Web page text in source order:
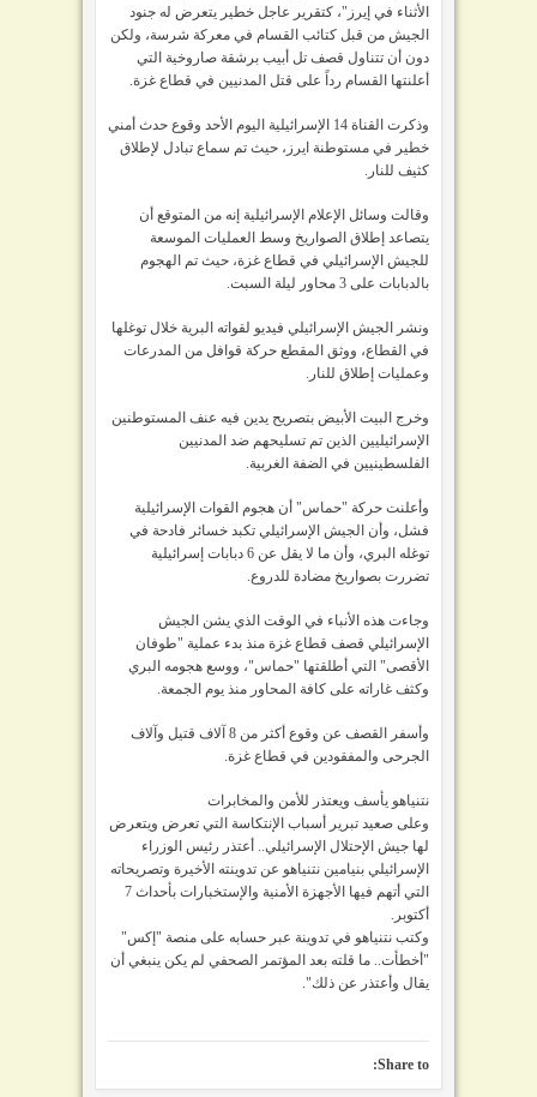
الأثناء في إيرز"، كتقرير عاجل خطير يتعرض له جنود
الجيش من قبل كتائب القسام في معركة شرسة، ولكن
دون أن تتناول قصف تل أبيب برشقة صاروخية التي
أعلنتها القسام رداً على قتل المدنيين في قطاع غزة.
وذكرت القناة 14 الإسرائيلية اليوم الأحد وقوع حدث أمني
خطير في مستوطنة ايرز، حيث تم سماع تبادل لإطلاق
كثيف للنار.
وقالت وسائل الإعلام الإسرائيلية إنه من المتوقع أن
يتصاعد إطلاق الصواريخ وسط العمليات الموسعة
للجيش الإسرائيلي في قطاع غزة، حيث تم الهجوم
بالدبابات على 3 محاور ليلة السبت.
ونشر الجيش الإسرائيلي فيديو لقواته البرية خلال توغلها
في القطاع، ووثق المقطع حركة قوافل من المدرعات
وعمليات إطلاق للنار.
وخرج البيت الأبيض بتصريح يدين فيه عنف المستوطنين
الإسرائيليين الذين تم تسليحهم ضد المدنيين
الفلسطينيين في الضفة الغربية.
وأعلنت حركة "حماس" أن هجوم القوات الإسرائيلية
فشل، وأن الجيش الإسرائيلي تكبد خسائر فادحة في
توغله البري، وأن ما لا يقل عن 6 دبابات إسرائيلية
تضررت بصواريخ مضادة للدروع.
وجاءت هذه الأنباء في الوقت الذي يشن الجيش
الإسرائيلي قصف قطاع غزة منذ بدء عملية "طوفان
الأقصى" التي أطلقتها "حماس"، ووسع هجومه البري
وكثف غاراته على كافة المحاور منذ يوم الجمعة.
وأسفر القصف عن وقوع أكثر من 8 آلاف قتيل وآلاف
الجرحى والمفقودين في قطاع غزة.
نتنياهو يأسف ويعتذر للأمن والمخابرات
وعلى صعيد تبرير أسباب الإنتكاسة التي تعرض ويتعرض
لها جيش الإحتلال الإسرائيلي.. أعتذر رئيس الوزراء
الإسرائيلي بنيامين نتنياهو عن تدوينته الأخيرة وتصريحاته
التي أتهم فيها الأجهزة الأمنية والإستخبارات بأحداث 7
أكتوبر.
وكتب نتنياهو في تدوينة عبر حسابه على منصة "إكس"
"أخطأت.. ما قلته بعد المؤتمر الصحفي لم يكن ينبغي أن
يقال وأعتذر عن ذلك".
Share to: